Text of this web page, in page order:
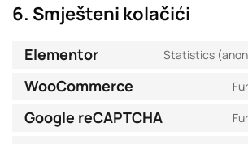
6. Smješteni kolačići
Elementor Statistics
WooCommerce
Google reCAPTCHA